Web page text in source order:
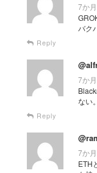
7か
バク
Reply
7か
ない
Reply
7か
ETH